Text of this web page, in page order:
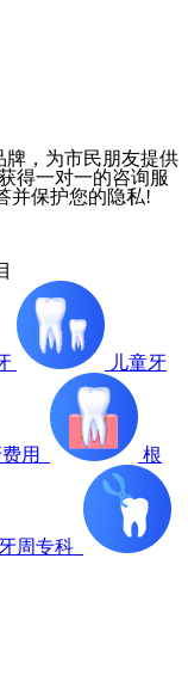
牌，为市民朋友提供
得一对一的咨询服
并保护您的隐私!
儿童牙
用 根
牙周专科